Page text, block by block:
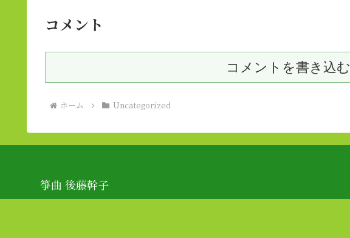
コメント
コメントを書き込む
ホーム Uncategorized
箏曲 後藤幹子